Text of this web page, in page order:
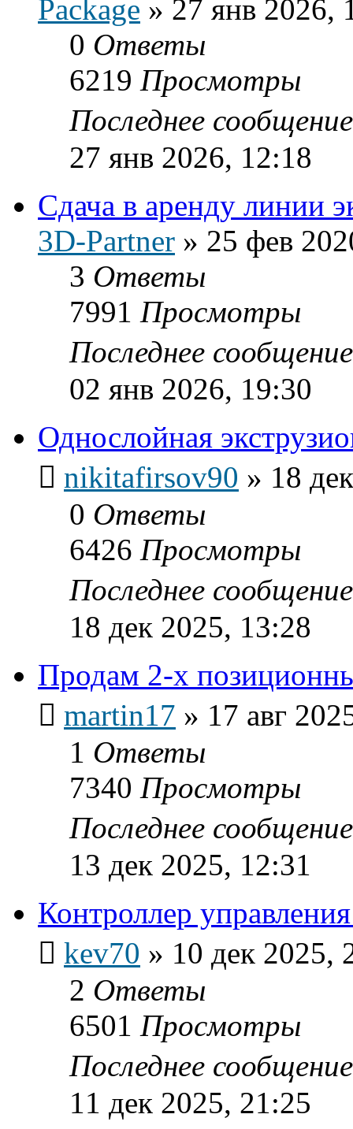
Package » 27 янв 2026,
0 Ответы
6219 Просмотры
Последнее
27 янв 2026, 12:18
Сдача в аренду линии
3D-Partner » 25 фев
3 Ответы
7991 Просмотры
Последнее
02 янв 2026, 19:30
Однослойная
nikitafirsov90 » 18
0 Ответы
6426 Просмотры
Последнее
18 дек 2025, 13:28
Продам 2-х
martin17 » 17 авг
1 Ответы
7340 Просмотры
Последнее
13 дек 2025, 12:31
Контроллер
kev70 » 10 дек 2025,
2 Ответы
6501 Просмотры
Последнее
11 дек 2025, 21:25